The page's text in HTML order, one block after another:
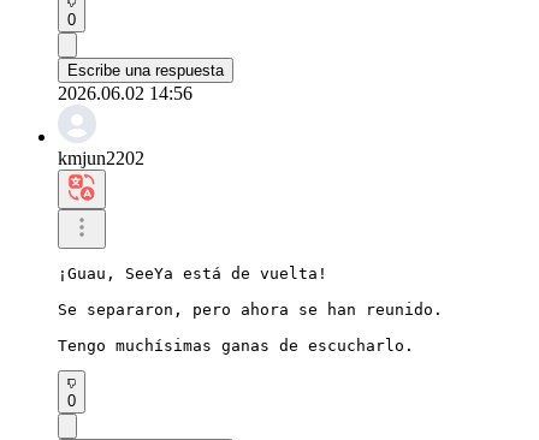
0
Escribe una respuesta
2026.06.02 14:56
kmjun2202
¡Guau, SeeYa está de vuelta!
Se separaron, pero ahora se han reunido.
Tengo muchísimas ganas de escucharlo.
0